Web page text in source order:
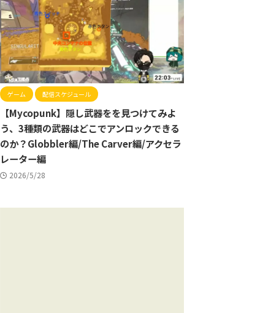
ゲーム 配信スケジュール
【Mycopunk】隠し武器をを見つけてみよ
う、3種類の武器はどこでアンロックできる
のか？Globbler編/The Carver編/アクセラ
レーター編
2026/5/28